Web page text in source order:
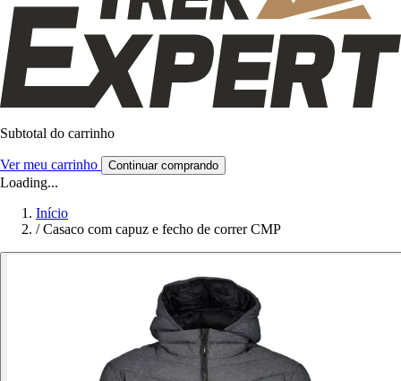
Subtotal do carrinho
Ver meu carrinho Continuar comprando
Loading...
Início
/ Casaco com capuz e fecho de correr CMP